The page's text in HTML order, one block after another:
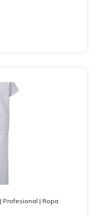
| Profesional | Ropa